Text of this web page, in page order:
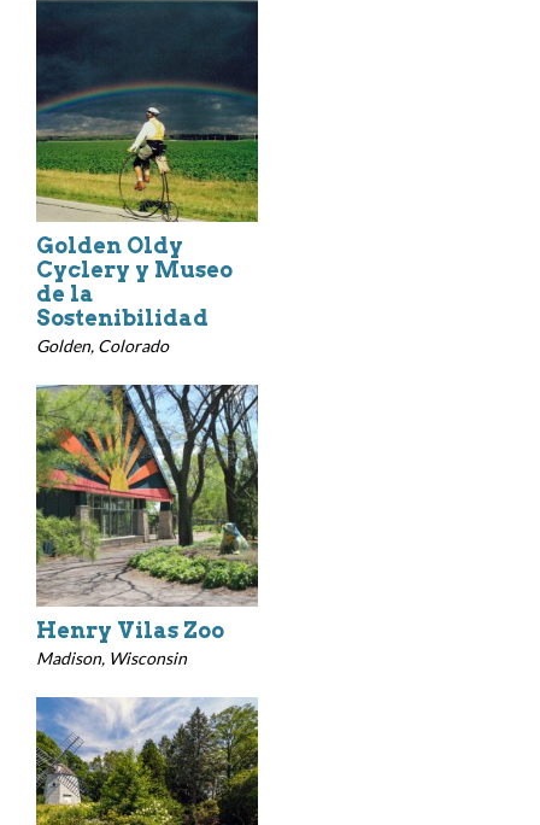
Golden Oldy
Cyclery y Museo
de la
Sostenibilidad
Golden, Colorado
Henry Vilas Zoo
Madison, Wisconsin